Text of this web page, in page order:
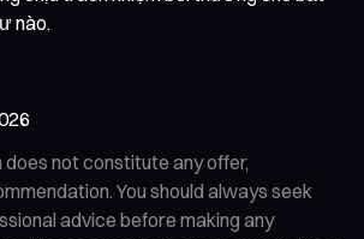
nào.
not constitute any offer,
You should always seek
advice before making any